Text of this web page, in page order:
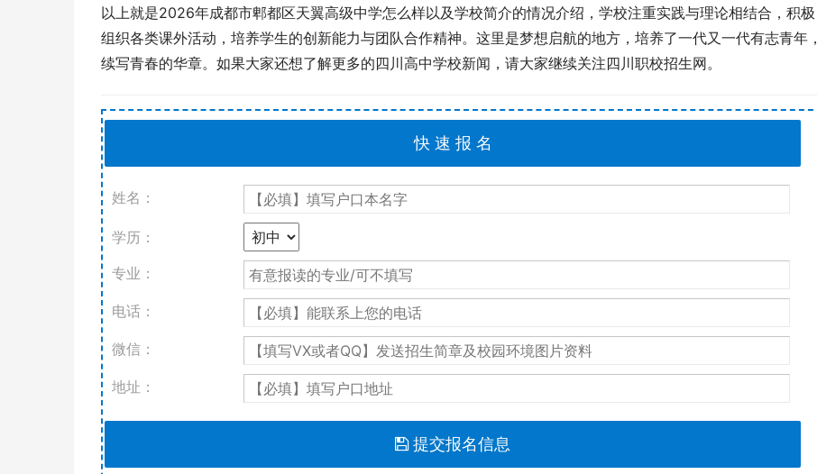
以上就是2026年成都市郫都区天翼高级中学怎么样以及学校简介的情况介绍，学校注重实践与理论相结合，积极
组织各类课外活动，培养学生的创新能力与团队合作精神。这里是梦想启航的地方，培养了一代又一代有志青年，
续写青春的华章。如果大家还想了解更多的四川高中学校新闻，请大家继续关注四川职校招生网。
姓名：
学历：
专业：
电话：
微信：
地址：
提交报名信息